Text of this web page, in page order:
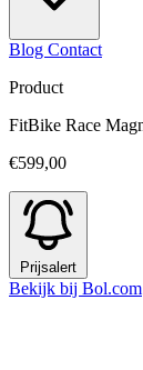
Blog Contact
Product
FitBike Race
€599,00
Prijsalert
Bekijk bij Bol.com